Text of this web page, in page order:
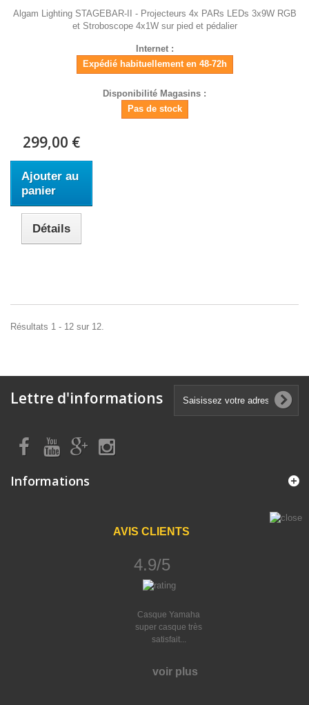
Algam Lighting STAGEBAR-II - Projecteurs 4x PARs LEDs 3x9W RGB
et Stroboscope 4x1W sur pied et pédalier
Internet :
Expédié habituellement en 48-72h
Disponibilité Magasins :
Pas de stock
299,00 €
Ajouter au
panier
Détails
Résultats 1 - 12 sur 12.
Lettre d'informations
Informations
AVIS CLIENTS
4.9/5
Casque Yamaha
super casque très
satisfait...
voir plus